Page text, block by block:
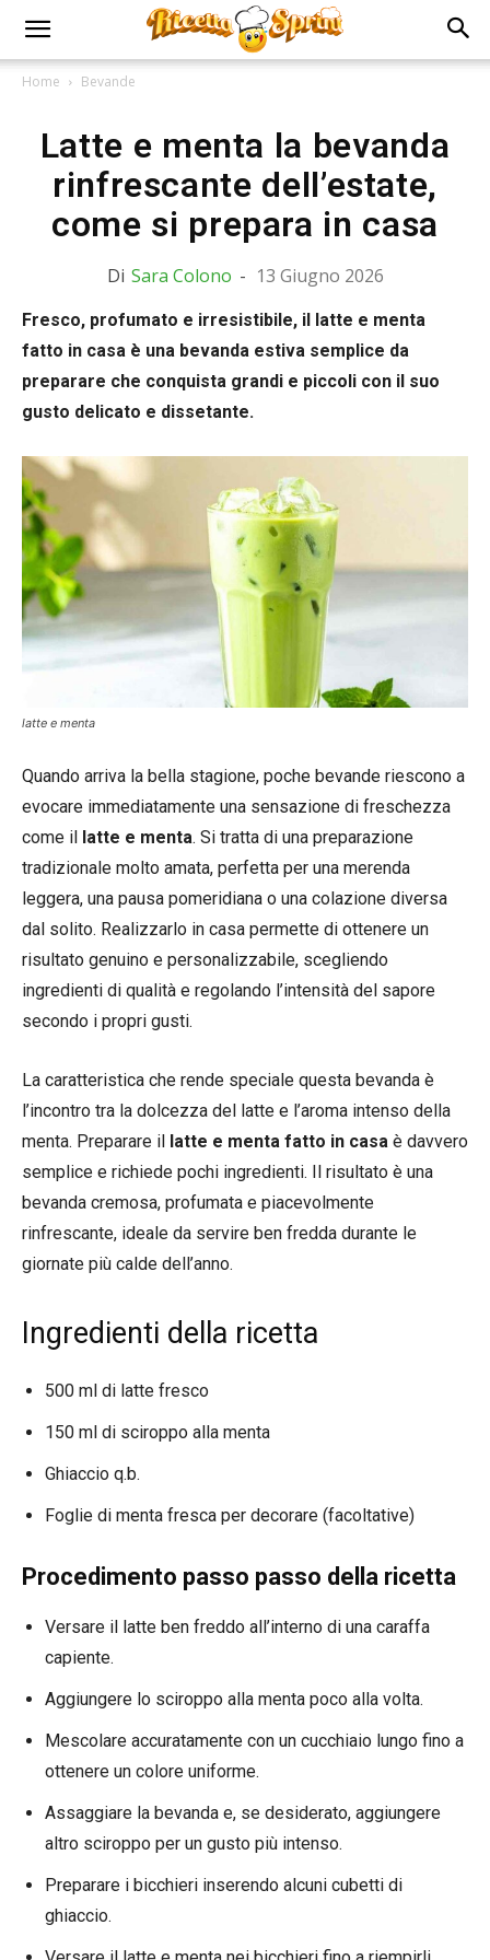
Home Bevande
Latte e menta la bevanda
rinfrescante dell’estate,
come si prepara in casa
Di Sara Colono - 13 Giugno 2026
Fresco, profumato e irresistibile, il latte e menta
fatto in casa è una bevanda estiva semplice da
preparare che conquista grandi e piccoli con il suo
gusto delicato e dissetante.
latte e menta
Quando arriva la bella stagione, poche bevande riescono a
evocare immediatamente una sensazione di freschezza
come il latte e menta. Si tratta di una preparazione
tradizionale molto amata, perfetta per una merenda
leggera, una pausa pomeridiana o una colazione diversa
dal solito. Realizzarlo in casa permette di ottenere un
risultato genuino e personalizzabile, scegliendo
ingredienti di qualità e regolando l’intensità del sapore
secondo i propri gusti.
La caratteristica che rende speciale questa bevanda è
l’incontro tra la dolcezza del latte e l’aroma intenso della
menta. Preparare il latte e menta fatto in casa è davvero
semplice e richiede pochi ingredienti. Il risultato è una
bevanda cremosa, profumata e piacevolmente
rinfrescante, ideale da servire ben fredda durante le
giornate più calde dell’anno.
Ingredienti della ricetta
500 ml di latte fresco
150 ml di sciroppo alla menta
Ghiaccio q.b.
Foglie di menta fresca per decorare (facoltative)
Procedimento passo passo della ricetta
Versare il latte ben freddo all’interno di una caraffa
capiente.
Aggiungere lo sciroppo alla menta poco alla volta.
Mescolare accuratamente con un cucchiaio lungo fino a
ottenere un colore uniforme.
Assaggiare la bevanda e, se desiderato, aggiungere
altro sciroppo per un gusto più intenso.
Preparare i bicchieri inserendo alcuni cubetti di
ghiaccio.